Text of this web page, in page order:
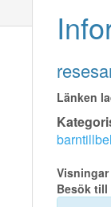
Länken
Besök